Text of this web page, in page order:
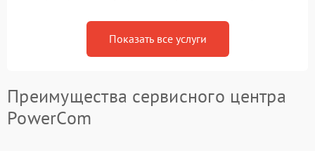
Показать все услуги
Преимущества сервисного центра
PowerCom